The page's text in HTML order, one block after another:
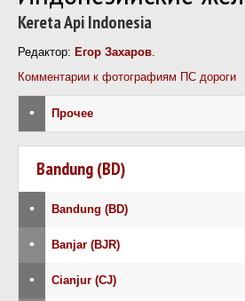
Kereta Api Indonesia
Редактор: Егор Захаров.
Комментарии к фотографиям ПС дороги
• Прочее
Bandung (BD)
• Bandung (BD)
• Banjar (BJR)
• Cianjur (CJ)